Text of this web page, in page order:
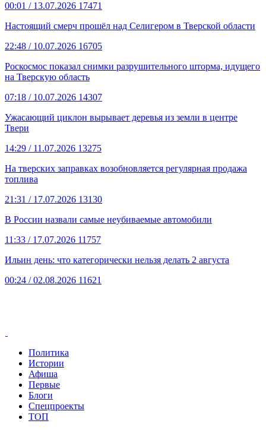
00:01 / 13.07.2026 17471
Настоящий смерч прошёл над Селигером в Тверской области
22:48 / 10.07.2026 16705
Роскосмос показал снимки разрушительного шторма, идущего
на Тверскую область
07:18 / 10.07.2026 14307
Ужасающий циклон вырывает деревья из земли в центре
Твери
14:29 / 11.07.2026 13275
На тверских заправках возобновляется регулярная продажа
топлива
21:31 / 17.07.2026 13130
В России назвали самые неубиваемые автомобили
11:33 / 17.07.2026 11757
Ильин день: что категорически нельзя делать 2 августа
00:24 / 02.08.2026 11621
Политика
Истории
Афиша
Первые
Блоги
Спецпроекты
ТОП